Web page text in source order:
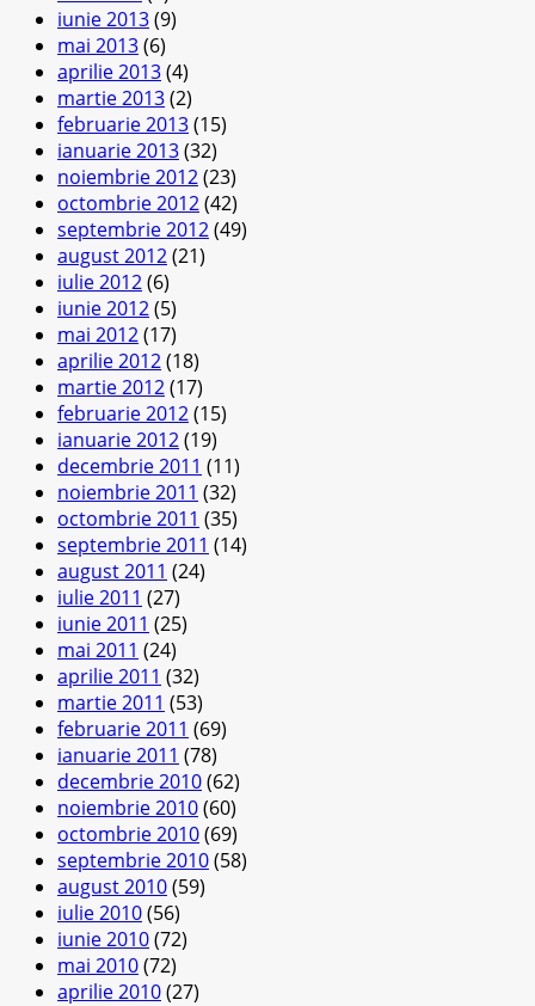
iunie 2013(9)
mai 2013(6)
aprilie 2013(4)
martie 2013(2)
februarie 2013(15)
ianuarie 2013(32)
noiembrie 2012(23)
octombrie 2012(42)
septembrie 2012(49)
august 2012(21)
iulie 2012(6)
iunie 2012(5)
mai 2012(17)
aprilie 2012(18)
martie 2012(17)
februarie 2012(15)
ianuarie 2012(19)
decembrie 2011 (11)
noiembrie 2011 (32)
octombrie 2011 (35)
septembrie 2011 (14)
august 2011 (24)
iulie 2011 (27)
iunie 2011 (25)
mai 2011 (24)
aprilie 2011 (32)
martie 2011 (53)
februarie 2011 (69)
ianuarie 2011 (78)
decembrie 2010(62)
noiembrie 2010(60)
octombrie 2010(69)
septembrie 2010(58)
august 2010(59)
iulie 2010(56)
iunie 2010(72)
mai 2010(72)
aprilie 2010(27)